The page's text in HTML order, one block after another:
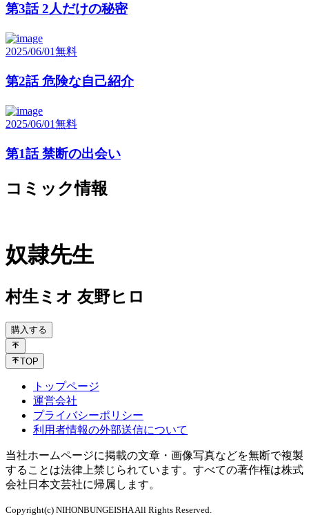
第3話 2人だけの秘密
2025/06/01無料
第2話 危険な自己紹介
2025/06/01無料
第1話 禁断の出会い
コミック情報
奴隷先生
村生ミオ 友野ヒロ
購入する
TOP
トップページ
運営会社
プライバシーポリシー
利用者情報の外部送信について
当社ホームページに掲載の文章・画像写真などを無断で複製
することは法律上禁じられています。すべての著作権は株式
会社日本文芸社に帰属します。
Copyright(c) NIHONBUNGEISHA All Rights Reserved.